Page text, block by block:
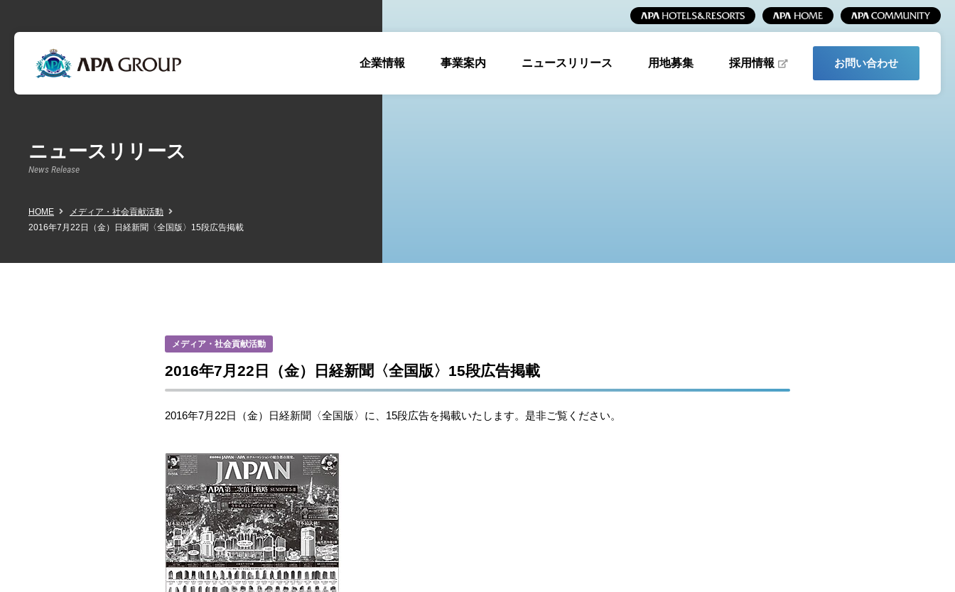
企業情報 事業案内 ニュースリリース 用地募集 採用情報 お問い合わせ
ニュースリリース
News Release
HOME
メディア・社会貢献活動
2016年7月22日（金）日経新聞〈全国版〉15段広告掲載
メディア・社会貢献活動
2016年7月22日（金）日経新聞〈全国版〉15段広告掲載
2016年7月22日（金）日経新聞〈全国版〉に、15段広告を掲載いたします。是非ご覧ください。